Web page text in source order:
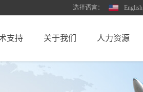
English
支持 关于我们 人力资源